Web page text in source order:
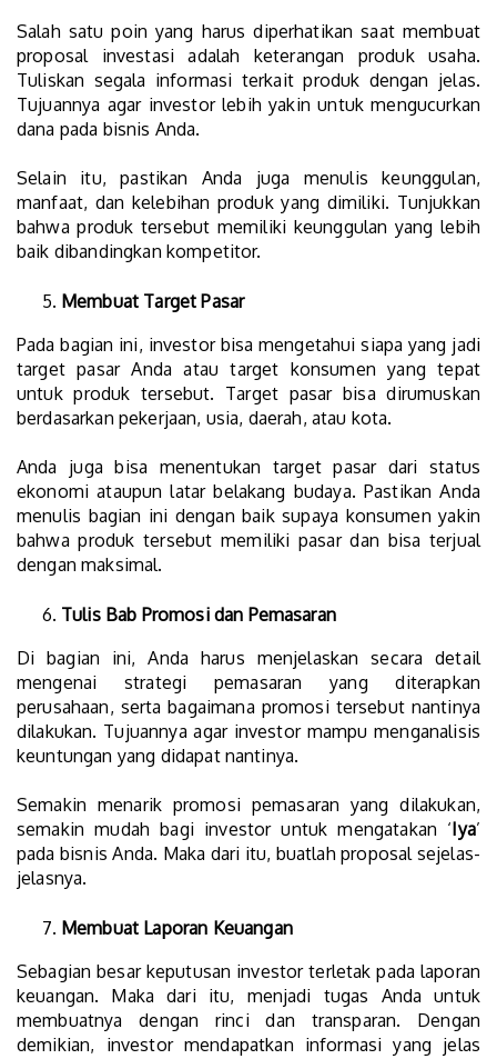
Salah satu poin yang harus diperhatikan saat membuat
proposal investasi adalah keterangan produk usaha.
Tuliskan segala informasi terkait produk dengan jelas.
Tujuannya agar investor lebih yakin untuk mengucurkan
dana pada bisnis Anda.
Selain itu, pastikan Anda juga menulis keunggulan,
manfaat, dan kelebihan produk yang dimiliki. Tunjukkan
bahwa produk tersebut memiliki keunggulan yang lebih
baik dibandingkan kompetitor.
Membuat Target Pasar
Pada bagian ini, investor bisa mengetahui siapa yang jadi
target pasar Anda atau target konsumen yang tepat
untuk produk tersebut. Target pasar bisa dirumuskan
berdasarkan pekerjaan, usia, daerah, atau kota.
Anda juga bisa menentukan target pasar dari status
ekonomi ataupun latar belakang budaya. Pastikan Anda
menulis bagian ini dengan baik supaya konsumen yakin
bahwa produk tersebut memiliki pasar dan bisa terjual
dengan maksimal.
Tulis Bab Promosi dan Pemasaran
Di bagian ini, Anda harus menjelaskan secara detail
mengenai strategi pemasaran yang diterapkan
perusahaan, serta bagaimana promosi tersebut nantinya
dilakukan. Tujuannya agar investor mampu menganalisis
keuntungan yang didapat nantinya.
Semakin menarik promosi pemasaran yang dilakukan,
semakin mudah bagi investor untuk mengatakan ‘Iya’
pada bisnis Anda. Maka dari itu, buatlah proposal sejelas-
jelasnya.
Membuat Laporan Keuangan
Sebagian besar keputusan investor terletak pada laporan
keuangan. Maka dari itu, menjadi tugas Anda untuk
membuatnya dengan rinci dan transparan. Dengan
demikian, investor mendapatkan informasi yang jelas